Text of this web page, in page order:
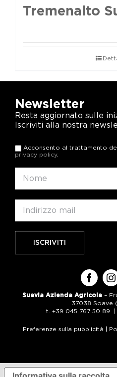
Tremenalto
Newsletter
Resta aggiornato sulle
Iscriviti alla nostra
Acconsento al trattamento
privacy policy.
Suavia Azienda Agricola –
37038 Soave
t. +39 045 767 50 89 |
Preferenze sulla pubblicità |